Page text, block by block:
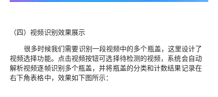
（四）视频识别效果展示
很多时候我们需要识别一段视频中的多个瓶盖，这里设计了
视频选择功能。点击视频按钮可选择待检测的视频，系统会自动
解析视频逐帧识别多个瓶盖，并将瓶盖的分类和计数结果记录在
右下角表格中，效果如下图所示：